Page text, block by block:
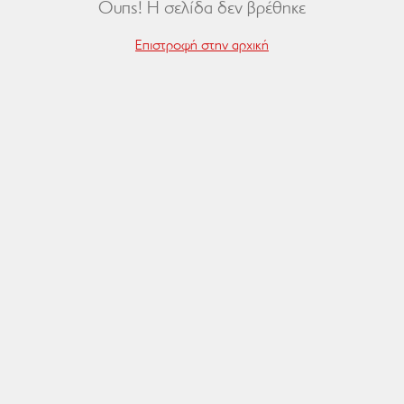
Ουπς! Η σελίδα δεν βρέθηκε
Επιστροφή στην αρχική